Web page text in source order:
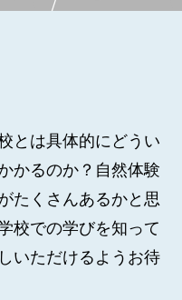
とは具体的にどうい
かるのか？自然体験
たくさんあるかと思
校での学びを知って
いただけるようお待